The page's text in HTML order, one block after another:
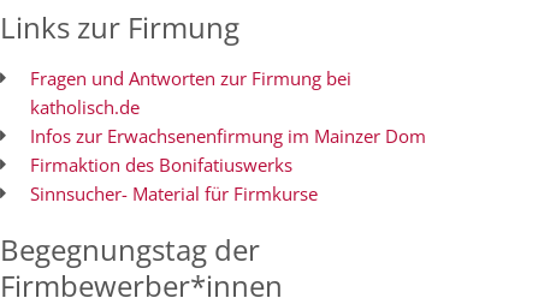
Links zur Firmung
Fragen und Antworten zur Firmung bei
katholisch.de
Infos zur Erwachsenenfirmung im Mainzer Dom
Firmaktion des Bonifatiuswerks
Sinnsucher- Material für Firmkurse
Begegnungstag der
Firmbewerber*innen